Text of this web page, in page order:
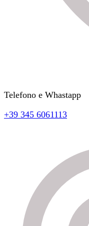
Telefono e Whastapp
+39 345 6061113